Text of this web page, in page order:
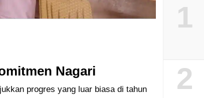
Nagari
progres yang luar biasa di tahun
1
2